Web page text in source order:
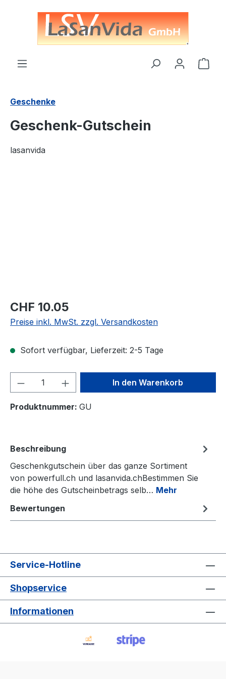
springen
Geschenke
Geschenk-Gutschein
lasanvida
CHF 10.05
Preise inkl. MwSt. zzgl. Versandkosten
Sofort verfügbar, Lieferzeit: 2-5 Tage
Produkt Anzahl: Gib denIn den Warenkorb
Produktnummer: GU
Beschreibung
Geschenkgutschein über das ganze Sortiment
von powerfull.ch und lasanvida.chBestimmen Sie
die höhe des Gutscheinbetrags selb… Mehr
Bewertungen
Service-Hotline
Shopservice
Informationen